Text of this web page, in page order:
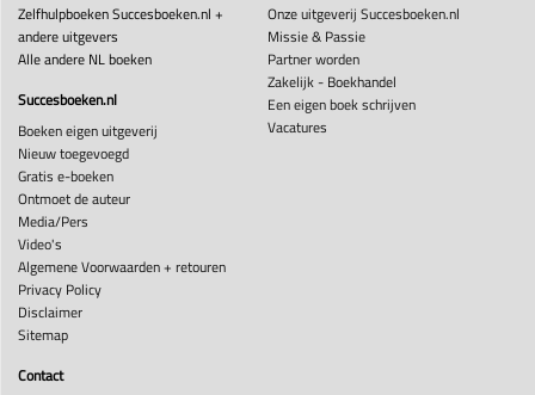
Zelfhulpboeken Succesboeken.nl +
andere uitgevers
Alle andere NL boeken
Succesboeken.nl
Boeken eigen uitgeverij
Nieuw toegevoegd
Gratis e-boeken
Ontmoet de auteur
Media/Pers
Video's
Algemene Voorwaarden + retouren
Privacy Policy
Disclaimer
Sitemap
Onze uitgeverij Succesboeken.nl
Missie & Passie
Partner worden
Zakelijk - Boekhandel
Een eigen boek schrijven
Vacatures
Contact